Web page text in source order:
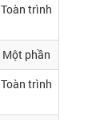
Toàn trình
Một phần
Toàn trình